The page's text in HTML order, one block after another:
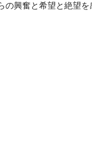
興奮と希望と絶望を